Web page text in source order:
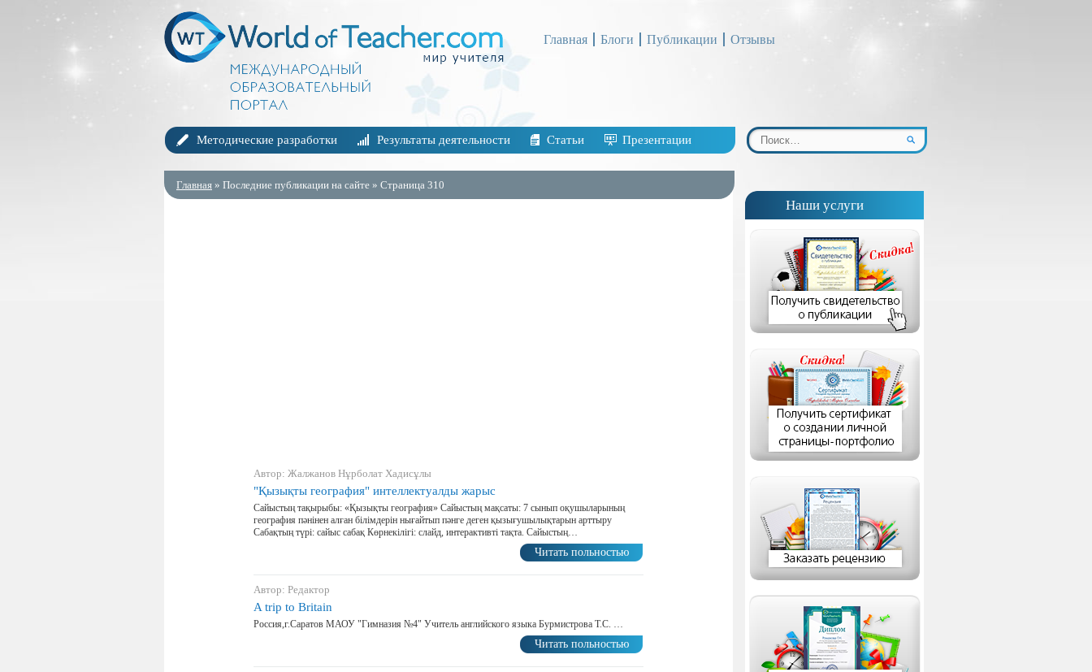
Главная Блоги Публикации Отзывы
Методические разработки Результаты деятельности Статьи Презентации
Главная » Последние публикации на сайте » Страница 310
Автор: Жалжанов Нұрболат Хадисұлы
"Қызықты география" интеллектуалды жарыс
Сайыстың тақырыбы: «Қызықты география» Сайыстың мақсаты: 7 сынып оқушыларының
география пәнінен алған білімдерін нығайтып пәнге деген қызығушылықтарын арттыру
Сабақтың түрі: сайыс сабақ Көрнекілігі: слайд, интерактивті тақта. Сайыстың…
Читать польностью
Автор: Редактор
A trip to Britain
Россия,г.Саратов МАОУ "Гимназия №4" Учитель английского языка Бурмистрова Т.С. …
Читать польностью
Наши услуги